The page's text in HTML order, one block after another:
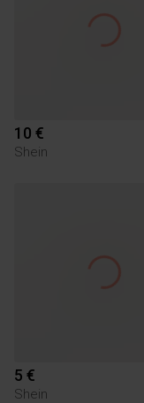
10 €
Shein
5 €
Shein